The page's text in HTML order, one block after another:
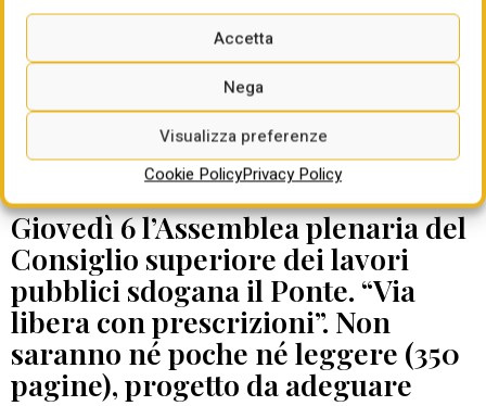
Accetta
Nega
Visualizza preferenze
Cookie PolicyPrivacy Policy
DATE DA RICORDARE
Giovedì 6 l’Assemblea plenaria del
Consiglio superiore dei lavori
pubblici sdogana il Ponte. “Via
libera con prescrizioni”. Non
saranno né poche né leggere (350
pagine), progetto da adeguare